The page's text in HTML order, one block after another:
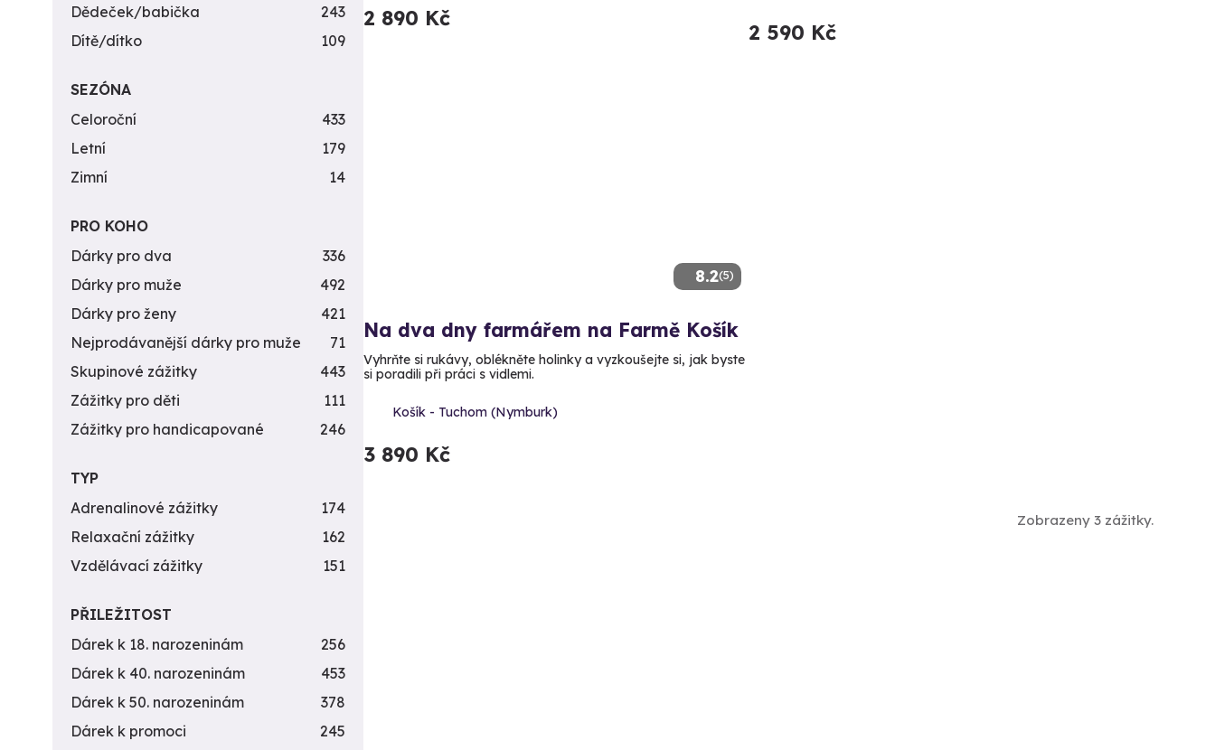
2 890 Kč
2 590 Kč
8.2(5)
Na dva dny farmářem na Farmě Košík
Vyhrňte si rukávy, oblékněte holinky a vyzkoušejte si, jak byste
si poradili při práci s vidlemi.
Košík - Tuchom (Nymburk)
3 890 Kč
Zobrazeny 3 zážitky.
Dědeček/babička
243
Dítě/dítko
109
SEZÓNA
Celoroční
433
Letní
179
Zimní
14
PRO KOHO
Dárky pro dva
336
Dárky pro muže
492
Dárky pro ženy
421
Nejprodávanější dárky pro muže
71
Skupinové zážitky
443
Zážitky pro děti
111
Zážitky pro handicapované
246
TYP
Adrenalinové zážitky
174
Relaxační zážitky
162
Vzdělávací zážitky
151
PŘILEŽITOST
Dárek k 18. narozeninám
256
Dárek k 40. narozeninám
453
Dárek k 50. narozeninám
378
Dárek k promoci
245